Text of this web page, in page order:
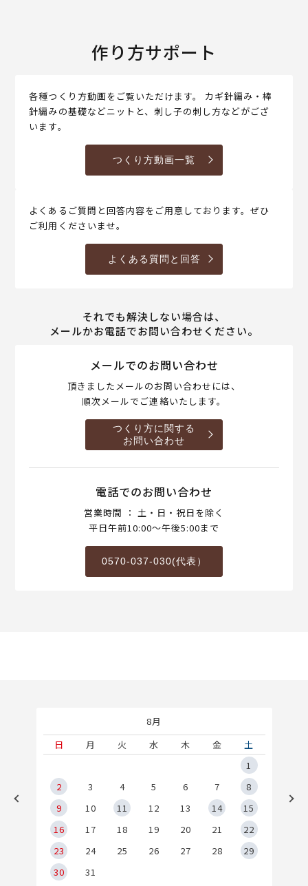
作り方サポート
各種つくり方動画をご覧いただけます。 カギ針編み・棒
針編みの基礎などニットと、刺し子の刺し方などがござ
います。
つくり方動画一覧
よくあるご質問と回答内容をご用意しております。ぜひ
ご利用くださいませ。
よくある質問と回答
それでも解決しない場合は、
メールかお電話でお問い合わせください。
メールでのお問い合わせ
頂きましたメールのお問い合わせには、
順次メールでご連絡いたします。
つくり方に関する
お問い合わせ
電話でのお問い合わせ
営業時間 ： 土・日・祝日を除く
平日午前10:00～午後5:00まで
0570-037-030(代表）
8月
日
月 火 水 木 金
土
1
2
3 4 5 6 7
8
9
10 11 12 13 14
15
16
17 18 19 20 21
22
23
24 25 26 27 28
29
30
31